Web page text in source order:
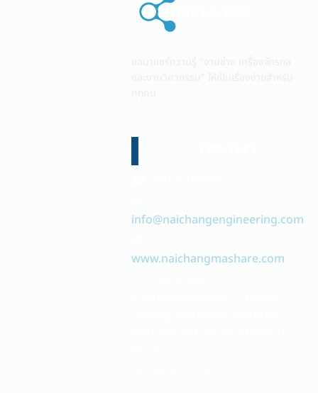
info@naichangengineering.com
www.naichangmashare.com